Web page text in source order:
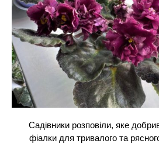
Садівники розповіли, яке
фіалки для тривалого та